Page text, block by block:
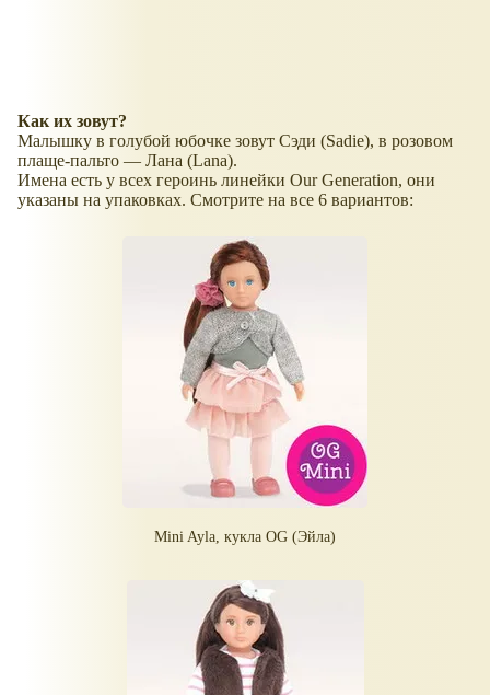
Как их зовут?
Малышку в голубой юбочке зовут Сэди (Sadie), в розовом
плаще-пальто — Лана (Lana).
Имена есть у всех героинь линейки Our Generation, они
указаны на упаковках. Смотрите на все 6 вариантов:
Mini Ayla, кукла OG (Эйла)